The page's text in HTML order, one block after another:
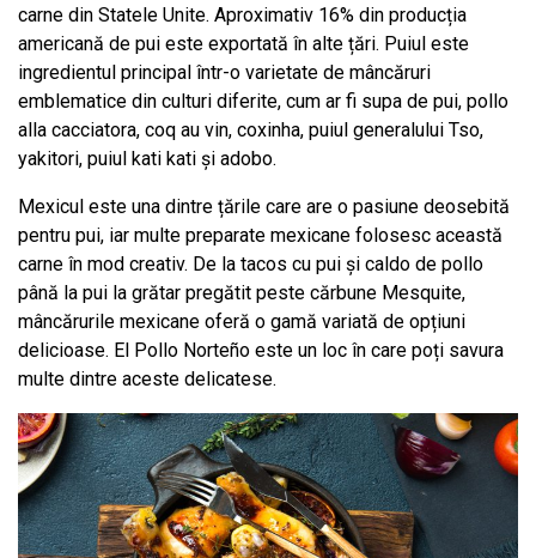
carne din Statele Unite. Aproximativ 16% din producția
americană de pui este exportată în alte țări. Puiul este
ingredientul principal într-o varietate de mâncăruri
emblematice din culturi diferite, cum ar fi supa de pui, pollo
alla cacciatora, coq au vin, coxinha, puiul generalului Tso,
yakitori, puiul kati kati și adobo.
Mexicul este una dintre țările care are o pasiune deosebită
pentru pui, iar multe preparate mexicane folosesc această
carne în mod creativ. De la tacos cu pui și caldo de pollo
până la pui la grătar pregătit peste cărbune Mesquite,
mâncărurile mexicane oferă o gamă variată de opțiuni
delicioase. El Pollo Norteño este un loc în care poți savura
multe dintre aceste delicatese.